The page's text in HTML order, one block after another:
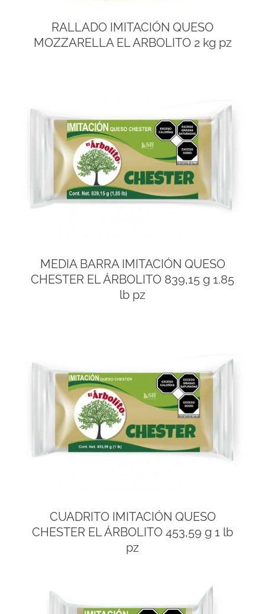
RALLADO IMITACIÓN QUESO
MOZZARELLA EL ARBOLITO 2 kg pz
MEDIA BARRA IMITACIÓN QUESO
CHESTER EL ÁRBOLITO 839,15 g 1.85
lb pz
CUADRITO IMITACIÓN QUESO
CHESTER EL ÁRBOLITO 453,59 g 1 lb
pz